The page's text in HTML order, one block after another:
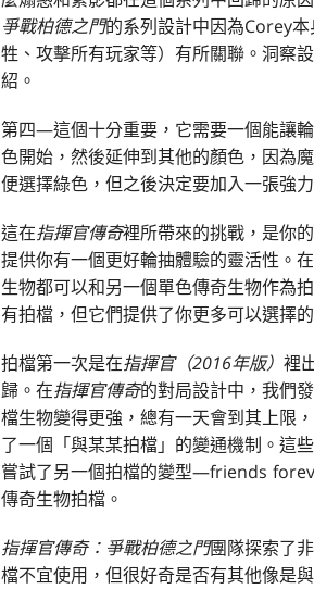
爭戰柏德之門的系列設計中因為Corey
牲、攻擊所有玩家等）有所關聯。洞察
紹。
第四—這個十分重要，它需要一個能讓
色開始，然後延伸到其他的顏色，因為
便選擇綠色，但之後決定要加入一張強
這在指揮官傳奇裡所帶來的挑戰，是你
提供你有一個更好輪抽體驗的靈活性。
生物都可以和另一個單色傳奇生物作為
有拍檔，但它們提供了你更多可以選擇
拍檔第一次是在指揮官（2016年版） 裡
歸。在指揮官傳奇的對局設計中，我們
檔生物變得更強，總有一天會到其上限
了一個「與某某拍檔」的變通機制。這
嘗試了另一個拍檔的變型—friends
傳奇生物拍檔。
指揮官傳奇：爭戰柏德之門團隊探索了
檔不宜使用，但很好奇是否有其他像是